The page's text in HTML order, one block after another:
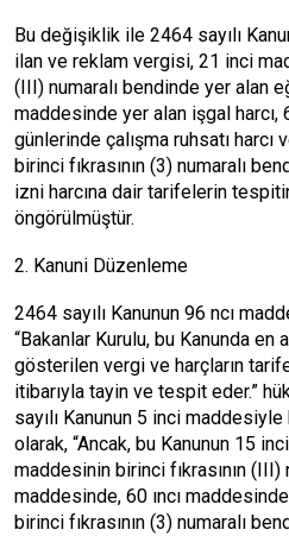
Bu değişiklik ile 2464 sayılı
ilan ve reklam vergisi, 21 inci
(III) numaralı bendinde yer alan
maddesinde yer alan işgal harcı,
günlerinde çalışma ruhsatı
birinci fıkrasının (3) numaralı
izni harcına dair tarifelerin
öngörülmüştür.
2. Kanuni Düzenleme
2464 sayılı Kanunun 96 ncı
“Bakanlar Kurulu, bu Kanunda en
gösterilen vergi ve harçların
itibarıyla tayin ve tespit eder.”
sayılı Kanunun 5 inci
olarak, “Ancak, bu Kanunun 15
maddesinin birinci fıkrasının (III)
maddesinde, 60 ıncı
birinci fıkrasının (3) numaralı